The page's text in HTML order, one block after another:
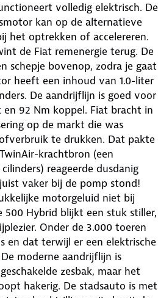
volledig elektrisch. De
kan op de alternatieve
het optrekken of accelereren.
de Fiat remenergie terug. De
schepje bovenop, zodra je gaat
heeft een inhoud van 1.0-liter
De aandrijflijn is goed voor
92 Nm koppel. Fiat bracht in
op de markt die was
te drukken. Dat pakte
krachtbron (een
reageerde dusdanig
vaker bij de pomp stond!
motorgeluid niet bij
500 Hybrid blijkt een stuk stiller,
Onder de 3.000 toeren
en dat terwijl er een elektrische
moderne aandrijflijn is
zesbak, maar het
hakerig. De stadsauto is met